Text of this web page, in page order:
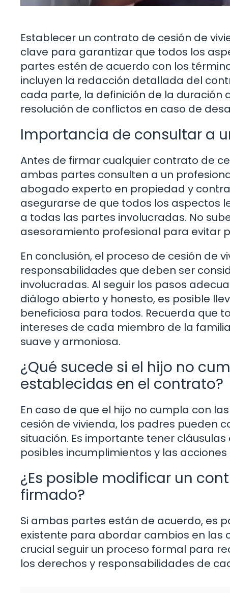
Establecer un contrato de cesión de
clave para garantizar que todos los
partes estén de acuerdo con los
incluyen la redacción detallada del
cada parte, la definición de la duración
resolución de conflictos en caso de
Importancia de consultar a
Antes de firmar cualquier contrato de
ambas partes consulten a un
abogado experto en propiedad y
asegurarse de que todos los aspectos
a todas las partes involucradas. No
asesoramiento profesional para evitar
En conclusión, el proceso de cesión de
responsabilidades que deben ser
involucradas. Al seguir los pasos
diálogo abierto y honesto, es posible
beneficiosa para todos. Recuerda que
intereses de cada miembro de la
suave y armoniosa.
¿Qué sucede si el hijo no
establecidas en el contrato?
En caso de que el hijo no cumpla con
cesión de vivienda, los padres pueden
situación. Es importante tener
posibles incumplimientos y las
¿Es posible modificar un
firmado?
Si ambas partes están de acuerdo, es
existente para abordar cambios en las
crucial seguir un proceso formal para
los derechos y responsabilidades de